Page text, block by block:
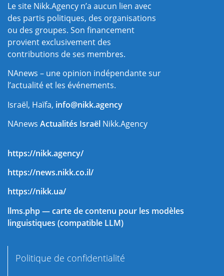
Le site Nikk.Agency n’a aucun lien avec
des partis politiques, des organisations
ou des groupes. Son financement
provient exclusivement des
contributions de ses membres.
NAnews – une opinion indépendante sur
l’actualité et les événements.
Israël, Haïfa, info@nikk.agency
NAnews Actualités Israël Nikk.Agency
https://nikk.agency/
https://news.nikk.co.il/
https://nikk.ua/
llms.php — carte de contenu pour les modèles
linguistiques (compatible LLM)
Politique de confidentialité